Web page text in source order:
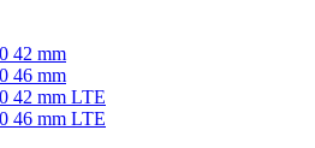
42 mm
46 mm
42 mm LTE
46 mm LTE